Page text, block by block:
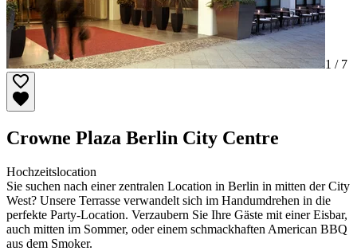
1 / 7
Crowne Plaza Berlin City Centre
Hochzeitslocation
Sie suchen nach einer zentralen Location in Berlin in mitten der City
West? Unsere Terrasse verwandelt sich im Handumdrehen in die
perfekte Party-Location. Verzaubern Sie Ihre Gäste mit einer Eisbar,
auch mitten im Sommer, oder einem schmackhaften American BBQ
aus dem Smoker.